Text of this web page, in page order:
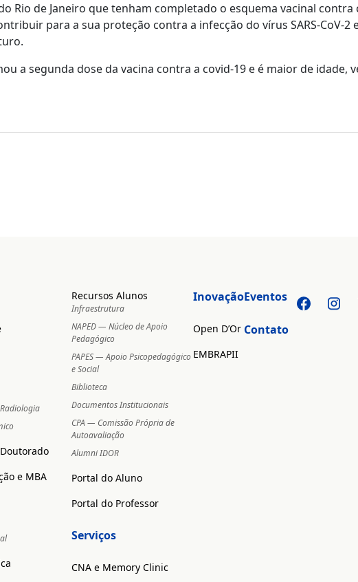
Rio de Janeiro que tenham completado o esquema vacinal contra
para a sua proteção contra a infecção do vírus SARS-CoV-2
a segunda dose da vacina contra a covid-19 e é maior de idade,
e MBA
Recursos Alunos
Infraestrutura
NAPED — Núcleo de Apoio
Pedagógico
PAPES — Apoio Psicopedagógico
e Social
Biblioteca
Documentos Institucionais
CPA — Comissão Própria de
Autoavaliação
Alumni IDOR
Portal do Aluno
Portal do Professor
Serviços
CNA e Memory Clinic
Inovação
Open D’Or
EMBRAPII
Eventos
Contato